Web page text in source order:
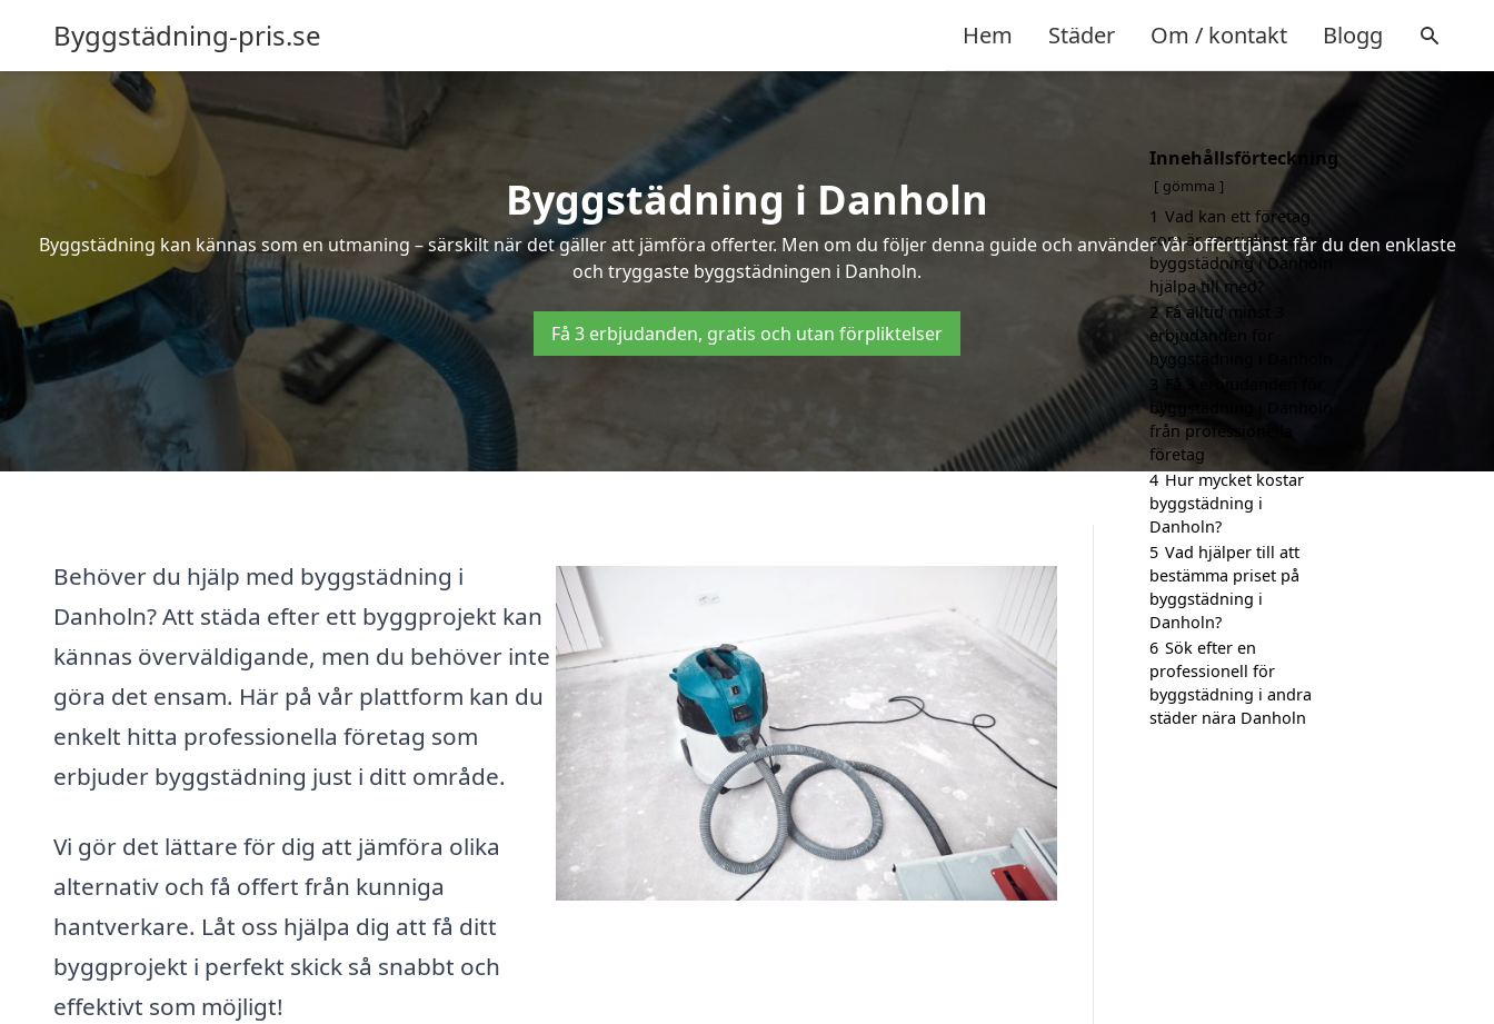
Byggstädning-pris.se Hem Städer Om / kontakt Blogg
Byggstädning i Danholn
Byggstädning kan kännas som en utmaning – särskilt när det gäller att jämföra offerter. Men om du följer denna guide och använder vår offerttjänst får du den enklaste
och tryggaste byggstädningen i Danholn.
Få 3 erbjudanden, gratis och utan förpliktelser
Behöver du hjälp med byggstädning i
Danholn? Att städa efter ett byggprojekt kan
kännas överväldigande, men du behöver inte
göra det ensam. Här på vår plattform kan du
enkelt hitta professionella företag som
erbjuder byggstädning just i ditt område.
Vi gör det lättare för dig att jämföra olika
alternativ och få offert från kunniga
hantverkare. Låt oss hjälpa dig att få ditt
byggprojekt i perfekt skick så snabbt och
effektivt som möjligt!
Innehållsförteckning
gömma
1 Vad kan ett företag
som är specialiserat på
byggstädning i Danholn
hjälpa till med?
2 Få alltid minst 3
erbjudanden för
byggstädning i Danholn
3
Få 3 erbjudanden för
byggstädning i Danholn
från professionella
företag
4 Hur mycket kostar
byggstädning i
Danholn?
5 Vad hjälper till att
bestämma priset på
byggstädning i
Danholn?
6 Sök efter en
professionell för
byggstädning i andra
städer nära Danholn